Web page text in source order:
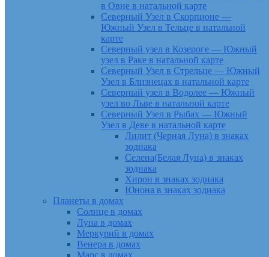
в Овне в натальной карте
Северный Узел в Скорпионе —
Южный Узел в Тельце в натальной
карте
Северный узел в Козероге — Южный
узел в Раке в натальной карте
Северный Узел в Стрельце — Южный
Узел в Близнецах в натальной карте
Северный узел в Водолее — Южный
узел во Льве в натальной карте
Северный Узел в Рыбах — Южный
Узел в Деве в натальной карте
Лилит (Черная Луна) в знаках
зодиака
Селена(Белая Луна) в знаках
зодиака
Хирон в знаках зодиака
Юнона в знаках зодиака
Планеты в домах
Солнце в домах
Луна в домах
Меркурий в домах
Венера в домах
Марс в домах